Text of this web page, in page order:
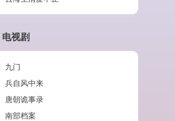
电视剧
九门
兵自风中来
唐朝诡事录
南部档案